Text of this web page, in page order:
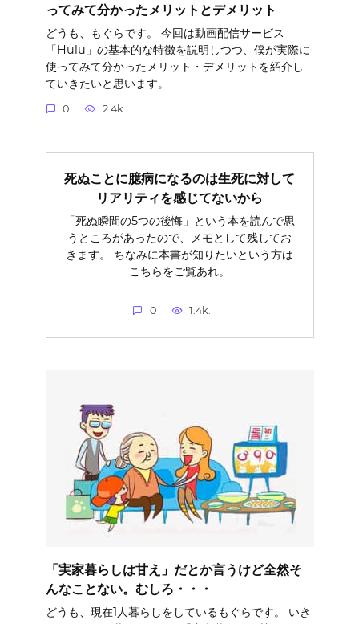
ってみて分かったメリットとデメリット
どうも、もぐらです。 今回は動画配信サービス
「Hulu」の基本的な特徴を説明しつつ、僕が実際に
使ってみて分かったメリット・デメリットを紹介し
ていきたいと思います。
0 2.4k.
死ぬことに臆病になるのは生死に対して
リアリティを感じてないから
「死ぬ瞬間の5つの後悔」という本を読んで思
うところがあったので、メモとして残してお
きます。 ちなみに本書が知りたいという方は
こちらをご覧あれ。
0 1.4k.
「実家暮らしは甘え」だとか言うけど全然そ
んなことない。むしろ・・・
どうも、現在1人暮らしをしているもぐらです。 いき